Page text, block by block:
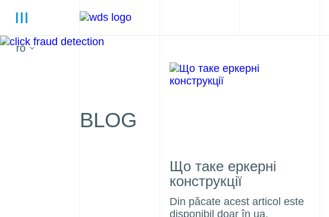
ro
BLOG
Що таке еркерні
конструкції
Din păcate acest articol este
disponibil doar în ua.